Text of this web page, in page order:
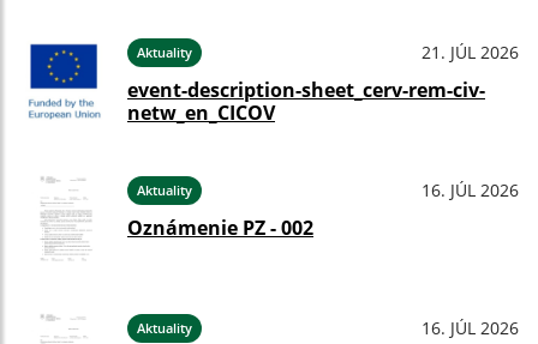
Aktuality 21. JÚL 2026
event-description-sheet_cerv-rem-civ-
netw_en_CICOV
Aktuality 16. JÚL 2026
Oznámenie PZ - 002
Aktuality 16. JÚL 2026